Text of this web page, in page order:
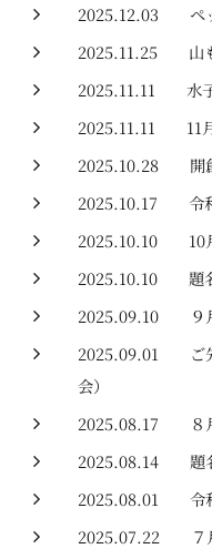
2025.12.03 ペ
2025.11.25 山
2025.11.11 水
2025.11.11 11
2025.10.28 開
2025.10.17 令
2025.10.10 10
2025.10.10 題
2025.09.10
９
2025.09.01 ご
会）
2025.08.17
８
2025.08.14 題
2025.08.01 令
2025.07.22